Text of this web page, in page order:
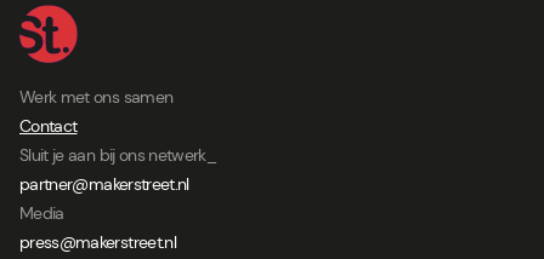
Werk met ons samen
Contact
Sluit je aan bij ons netwerk_
partner@makerstreet.nl
Media
press@makerstreet.nl